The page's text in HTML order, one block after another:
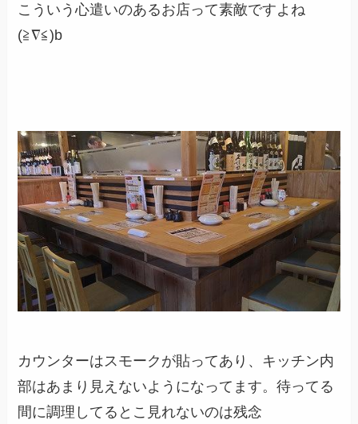
こういう心遣いのあるお店って素敵ですよね
(≧∇≦)b
カウンターはスモークが貼ってあり、キッチン内
部はあまり見えないようになってます。待ってる
間に調理してるとこ見れないのは残念